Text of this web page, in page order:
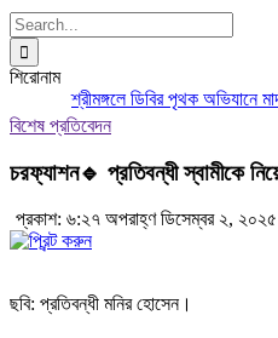
Search
for:
শিরোনাম
শ্রীমঙ্গলে ডিবির পৃথক অভিযানে
বিশেষ প্রতিবেদন
চরফ্যাশন🔹 প্রতিবন্ধী স্বামীকে
প্রকাশ: ৬:২৭ অপরাহ্ণ ডিসেম্বর ২, ২০২৫
ছবি: প্রতিবন্ধী মনির হোসেন।